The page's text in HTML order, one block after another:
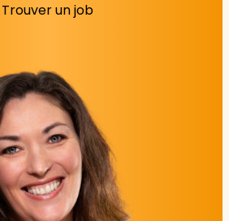
Trouver un job